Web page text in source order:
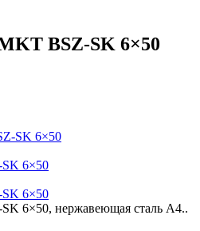
BSZ-SK 6×50
6×50
6×50
6×50, нержавеющая сталь A4..